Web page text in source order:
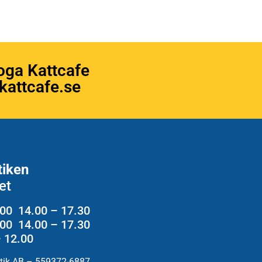
Kattcafe
14.00 – 17.30
14.00 – 17.30
12.00